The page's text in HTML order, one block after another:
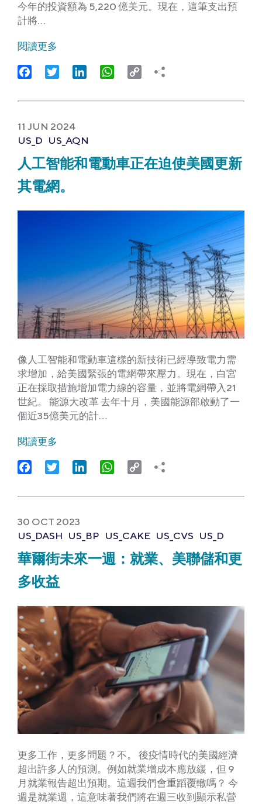
今年的投資額為 5,220 億美元。現在，這筆支出預
計將…
閱讀更多
FacebookTwitter LinkedIn WhatsApp
Copy
11 JUN 2024
US_D US_AQN
人工智能和電動車正在迫使美國更新
其電網。
像人工智能和電動車這樣的新技術已經導致電力需
求增加，給美國緊張的電網帶來壓力。現在，白宮
正在採取措施增加電力線的容量，並將電網帶入21
世紀。 能源大改革 去年十月，美國能源部啟動了一
個近35億美元的計…
閱讀更多
FacebookTwitter LinkedIn WhatsApp
Copy
30 OCT 2023
US_DASH US_BP US_CAKE US_CVS US_D
華爾街未來一週：就業、美聯儲和更
多收益
更多工作，更多問題？不。 後疫情時代的美國經濟
超出許多人的預測。例如就業增成本應放緩，但 9
月就業報告超出預期。這週我們會重蹈覆轍嗎？ 今
週是就業週，這意味著我們將在週三收到顯示私營